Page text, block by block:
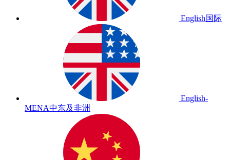
English国际
English-
MENA中东及非洲